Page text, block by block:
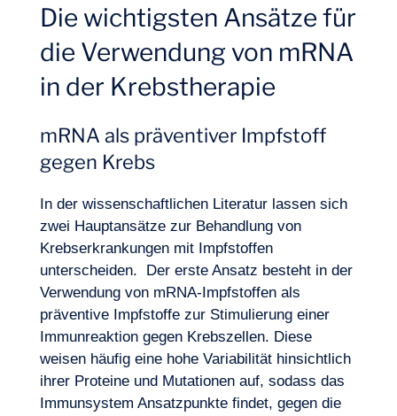
Die wichtigsten Ansätze für
die Verwendung von mRNA
in der Krebstherapie
mRNA als präventiver Impfstoff
gegen Krebs
In der wissenschaftlichen Literatur lassen sich
zwei Hauptansätze zur Behandlung von
Krebserkrankungen mit Impfstoffen
unterscheiden. Der erste Ansatz besteht in der
Verwendung von mRNA-Impfstoffen als
präventive Impfstoffe zur Stimulierung einer
Immunreaktion gegen Krebszellen. Diese
weisen häufig eine hohe Variabilität hinsichtlich
ihrer Proteine und Mutationen auf, sodass das
Immunsystem Ansatzpunkte findet, gegen die